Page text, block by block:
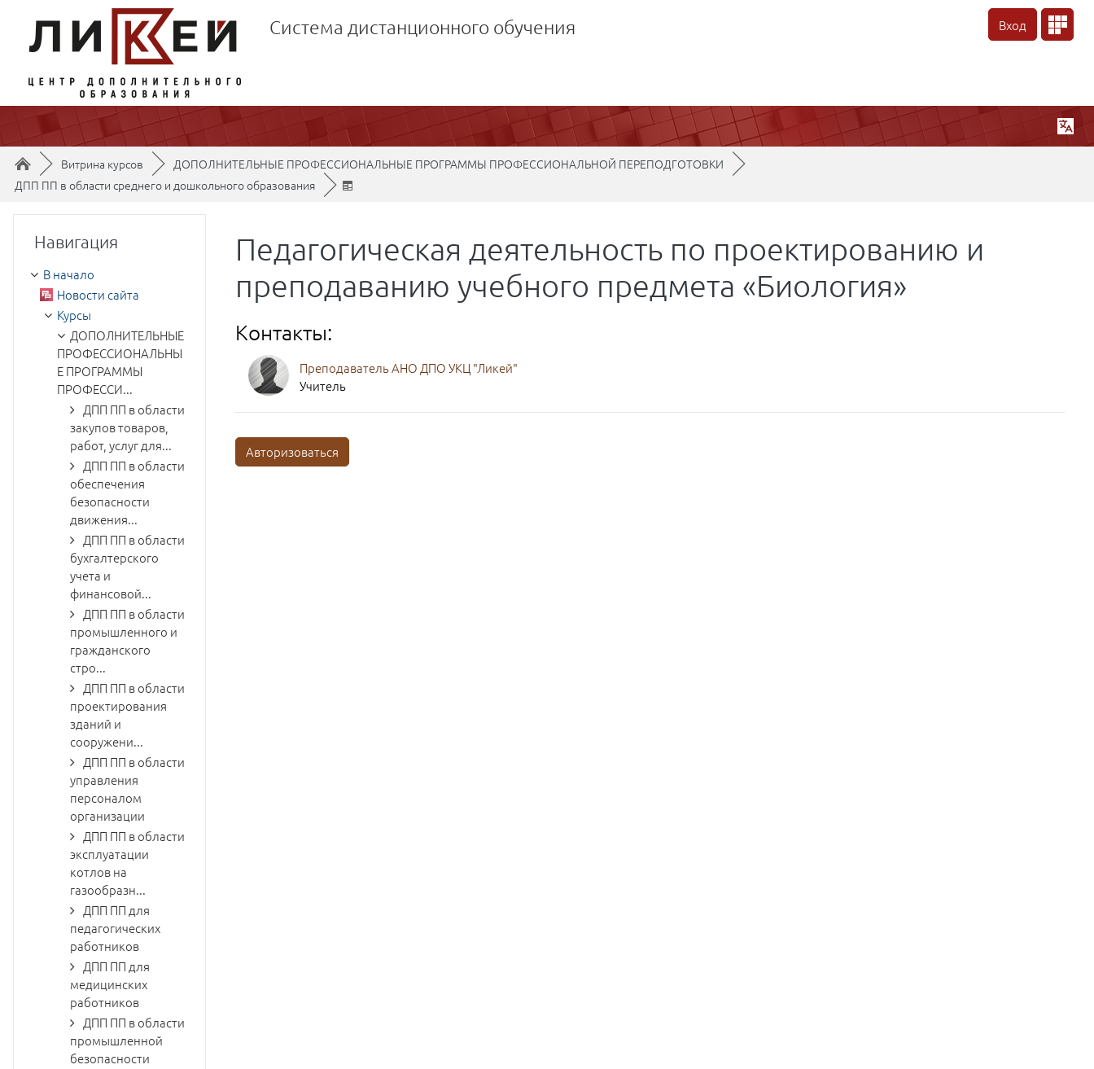
Перейти к основному содержанию
Система дистанционного обучения Вход
Путь к странице
/► Витрина курсов /► ДОПОЛНИТЕЛЬНЫЕ ПРОФЕССИОНАЛЬНЫЕ ПРОГРАММЫ ПРОФЕССИОНАЛЬНОЙ ПЕРЕПОДГОТОВКИ /►
ДПП ПП в области среднего и дошкольного образования
/►
Педагогическая деятельность по проектированию и
преподаванию учебного предмета «Биология»
Контакты:
Преподаватель АНО ДПО УКЦ "Ликей"
Учитель
Авторизоваться
Навигация
В начало
Новости сайта
Курсы
ДОПОЛНИТЕЛЬНЫЕ
ПРОФЕССИОНАЛЬНЫ
Е ПРОГРАММЫ
ПРОФЕССИ...
ДПП ПП в области
закупов товаров,
работ, услуг для...
ДПП ПП в области
обеспечения
безопасности
движения...
ДПП ПП в области
бухгалтерского
учета и
финансовой...
ДПП ПП в области
промышленного и
гражданского
стро...
ДПП ПП в области
проектирования
зданий и
сооружени...
ДПП ПП в области
управления
персоналом
организации
ДПП ПП в области
эксплуатации
котлов на
газообразн...
ДПП ПП для
педагогических
работников
ДПП ПП для
медицинских
работников
ДПП ПП в области
промышленной
безопасности